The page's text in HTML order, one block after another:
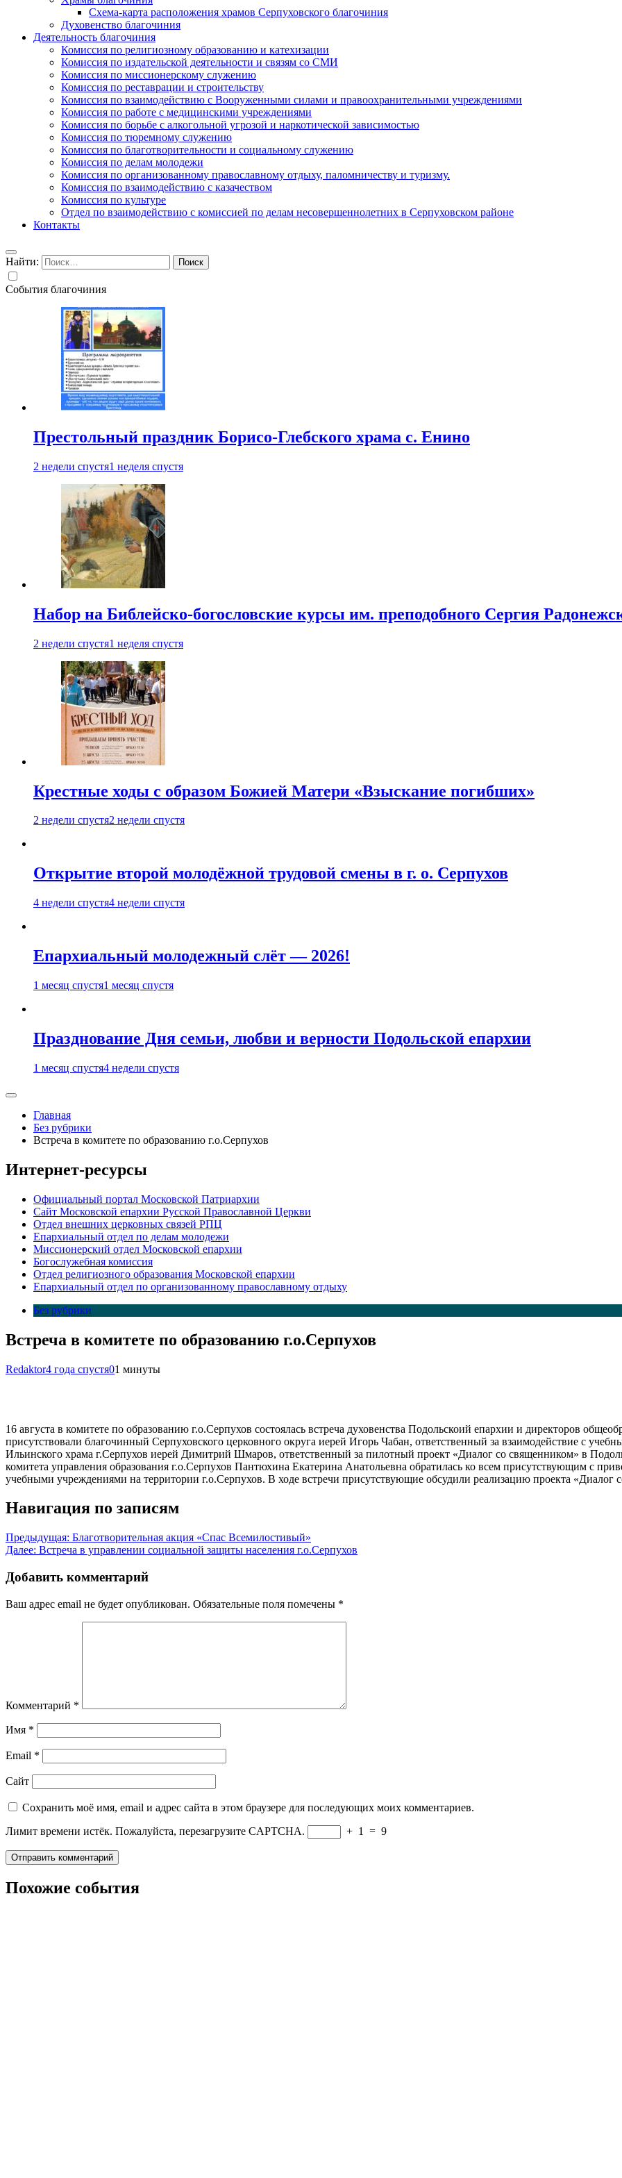
Схема-карта расположения храмов Серпуховского благочиния
Духовенство благочиния
Деятельность благочиния
Комиссия по религиозному образованию и катехизации
Комиссия по издательской деятельности и связям со СМИ
Комиссия по миссионерскому служению
Комиссия по реставрации и строительству
Комиссия по взаимодействию с Вооруженными силами и правоохранительными учреждениями
Комиссия по работе с медицинскими учреждениями
Комиссия по борьбе с алкогольной угрозой и наркотической зависимостью
Комиссия по тюремному служению
Комиссия по благотворительности и социальному служению
Комиссия по делам молодежи
Комиссия по организованному православному отдыху, паломничеству и туризму.
Комиссия по взаимодействию с казачеством
Комиссия по культуре
Отдел по взаимодействию с комиссией по делам несовершеннолетних в Серпуховском районе
Контакты
Найти:
События благочиния
Престольный праздник Борисо-Глебского храма с. Енино
2 недели спустя1 неделя спустя
Набор на Библейско-богословские курсы им. преподобного Сергия
2 недели спустя1 неделя спустя
Крестные ходы с образом Божией Матери «Взыскание погибших»
2 недели спустя2 недели спустя
Открытие второй молодёжной трудовой смены в г. о. Серпухов
4 недели спустя4 недели спустя
Епархиальный молодежный слёт — 2026!
1 месяц спустя1 месяц спустя
Празднование Дня семьи, любви и верности Подольской епархии
1 месяц спустя4 недели спустя
Главная
Без рубрики
Встреча в комитете по образованию г.о.Серпухов
Интернет-ресурсы
Официальный портал Московской Патриархии
Сайт Московской епархии Русской Православной Церкви
Отдел внешних церковных связей РПЦ
Епархиальный отдел по делам молодежи
Миссионерский отдел Московской епархии
Богослужебная комиссия
Отдел религиозного образования Московской епархии
Епархиальный отдел по организованному православному отдыху
Без рубрики
Встреча в комитете по образованию г.о.Серпухов
Redaktor4 года спустя01 минуты
16 августа в комитете по образованию г.о.Серпухов состоялась встреча духовенства Подольскоий епархии и директоров
присутствовали благочинный Серпуховского церковного округа иерей Игорь Чабан, ответственный за взаимодействие с
Ильинского храма г.Серпухов иерей Димитрий Шмаров, ответственный за пилотный проект «Диалог со священником» в
комитета управления образования г.о.Серпухов Пантюхина Екатерина Анатольевна обратилась ко всем присутствующим с
учебными учреждениями на территории г.о.Серпухов. В ходе встречи присутствующие обсудили реализацию проекта «Диалог
Навигация по записям
Предыдущая: Благотворительная акция «Спас Всемилостивый»
Далее: Встреча в управлении социальной защиты населения г.о.Серпухов
Добавить комментарий
Ваш адрес email не будет опубликован. Обязательные поля помечены *
Комментарий *
Имя *
Email *
Сайт
Сохранить моё имя, email и адрес сайта в этом браузере для последующих моих комментариев.
Лимит времени истёк. Пожалуйста, перезагрузите CAPTCHA.
+ 1 = 9
Похожие события